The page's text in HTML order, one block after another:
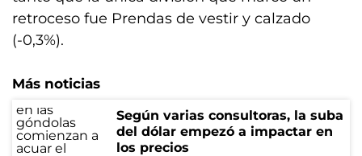
retroceso fue Prendas de vestir y calzado
(-0,3%).
Más noticias
Según varias consultoras, la suba
del dólar empezó a impactar en
los precios